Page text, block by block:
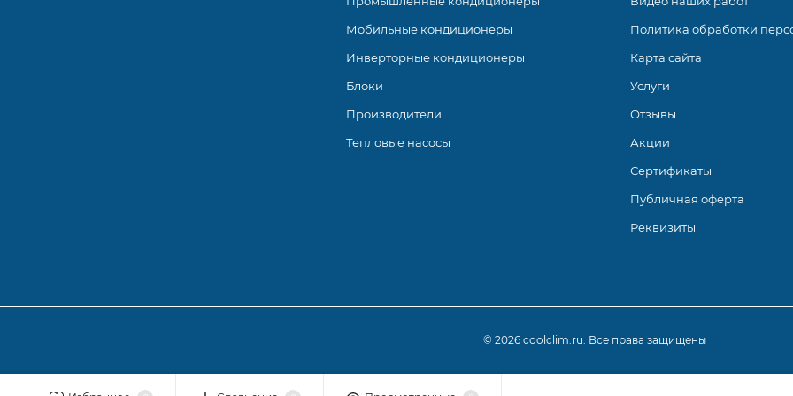
Мобильные кондиционеры
Инверторные кондиционеры
Блоки
Производители
Тепловые насосы
Политика обработки
Карта сайта
Услуги
Отзывы
Акции
Сертификаты
Публичная оферта
Реквизиты
© 2026 coolclim.ru. Все права защищены